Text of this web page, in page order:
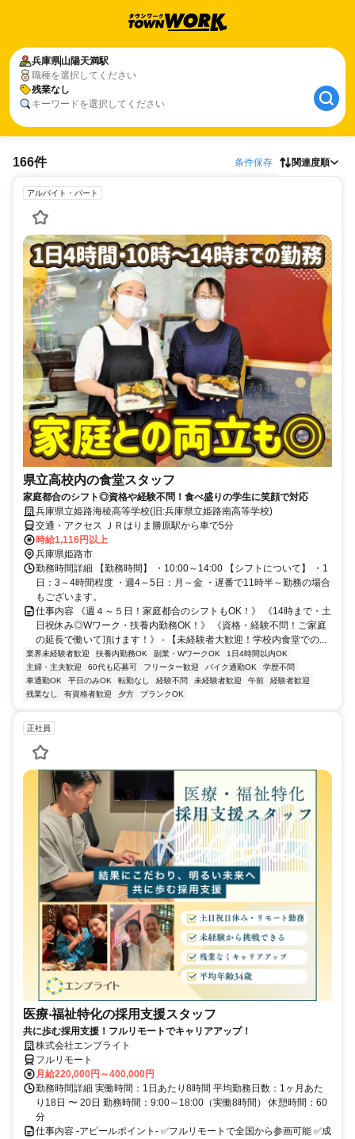
兵庫県山陽天満駅
職種を選択してください
残業なし
キーワードを選択してください
166件 条件保存 関連度順
アルバイト・パート
県立高校内の食堂スタッフ
家庭都合のシフト◎資格や経験不問！食べ盛りの学生に笑顔で対応
兵庫県立姫路海稜高等学校(旧:兵庫県立姫路南高等学校)
交通・アクセス ＪＲはりま勝原駅から車で5分
時給1,116円以上
兵庫県姫路市
勤務時間詳細 【勤務時間】 ・10:00～14:00 【シフトについて】 ・1
日：3～4時間程度 ・週4～5日：月～金 ・遅番で11時半～勤務の場合
もございます。
仕事内容 《週４～５日！家庭都合のシフトもOK！》 《14時まで・土
日祝休み◎Wワーク・扶養内勤務OK！》 《資格・経験不問！ご家庭
の延長で働いて頂けます！》 - 【未経験者大歓迎！学校内食堂での...
業界未経験者歓迎 扶養内勤務OK 副業・WワークOK
1日4時間以内OK
主婦・主夫歓迎
60代も応募可 フリーター歓迎 バイク通勤OK
学歴不問
車通勤OK
平日のみOK 転勤なし 経験不問 未経験者歓迎 午前
経験者歓迎
残業なし
有資格者歓迎 夕方 ブランクOK
正社員
医療‧福祉特化の採用支援スタッフ
共に歩む採用支援！フルリモートでキャリアアップ！
株式会社エンブライト
フルリモート
月給220,000円～400,000円
勤務時間詳細 実働時間：1日あたり8時間 平均勤務日数：1ヶ月あた
り18日 〜 20日 勤務時間：9:00～18:00（実働8時間） 休憩時間：60
分
仕事内容 -アピールポイント- ✅フルリモートで全国から参画可能 ✅成